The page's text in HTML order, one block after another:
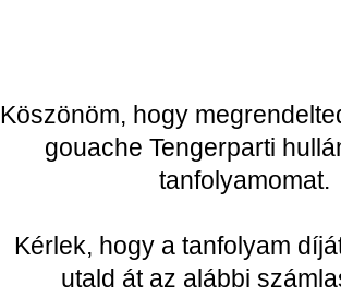
Köszönöm, hogy
gouache Tengerparti
tanfolyamomat.
Kérlek, hogy a tanfolyam
utald át az alábbi